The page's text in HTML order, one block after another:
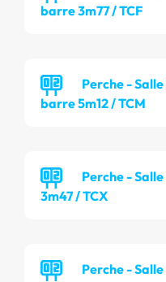
barre 3m77 / TCF
Perche -
barre 5m12 / TCM
Perche -
3m47 / TCX
Perche -